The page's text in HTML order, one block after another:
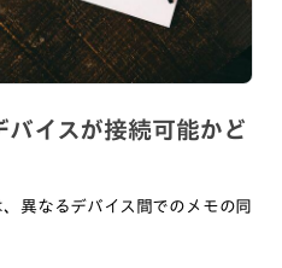
イスが接続可能かど
異なるデバイス間でのメモの同